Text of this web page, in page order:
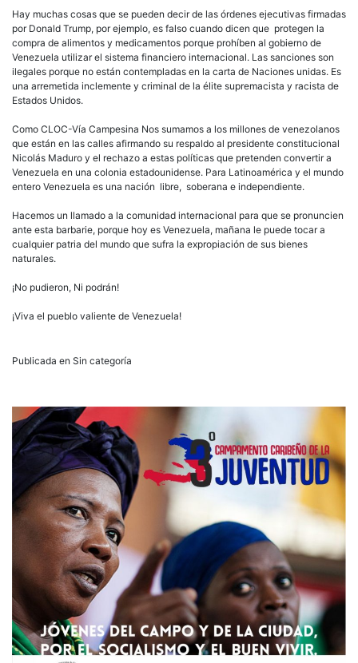
Hay muchas cosas que se pueden decir de las órdenes ejecutivas firmadas
por Donald Trump, por ejemplo, es falso cuando dicen que protegen la
compra de alimentos y medicamentos porque prohíben al gobierno de
Venezuela utilizar el sistema financiero internacional. Las sanciones son
ilegales porque no están contempladas en la carta de Naciones unidas. Es
una arremetida inclemente y criminal de la élite supremacista y racista de
Estados Unidos.
Como CLOC-Vía Campesina Nos sumamos a los millones de venezolanos
que están en las calles afirmando su respaldo al presidente constitucional
Nicolás Maduro y el rechazo a estas políticas que pretenden convertir a
Venezuela en una colonia estadounidense. Para Latinoamérica y el mundo
entero Venezuela es una nación libre, soberana e independiente.
Hacemos un llamado a la comunidad internacional para que se pronuncien
ante esta barbarie, porque hoy es Venezuela, mañana le puede tocar a
cualquier patria del mundo que sufra la expropiación de sus bienes
naturales.
¡No pudieron, Ni podrán!
¡Viva el pueblo valiente de Venezuela!
Publicada en Sin categoría